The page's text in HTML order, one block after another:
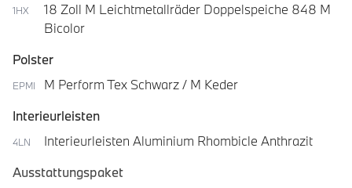
1HX
18 Zoll M Leichtmetallräder Doppelspeiche 848 M
Bicolor
Polster
EPMI
M Perform Tex Schwarz / M Keder
Interieurleisten
4LN
Interieurleisten Aluminium Rhombicle Anthrazit
Ausstattungspaket